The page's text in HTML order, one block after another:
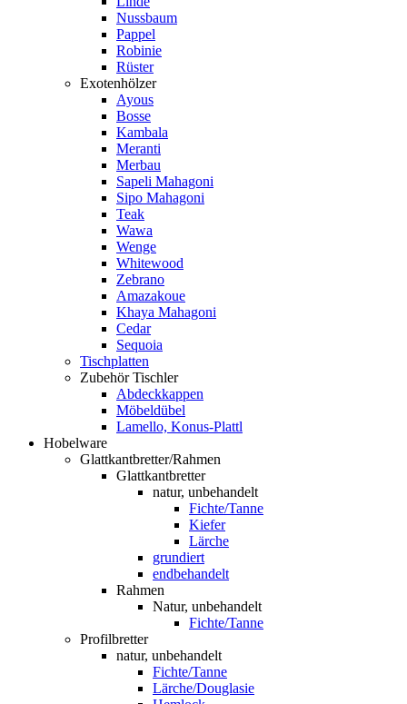
Nussbaum
Pappel
Robinie
Rüster
Exotenhölzer
Ayous
Bosse
Kambala
Meranti
Merbau
Sapeli Mahagoni
Sipo Mahagoni
Teak
Wawa
Wenge
Whitewood
Zebrano
Amazakoue
Khaya Mahagoni
Cedar
Sequoia
Tischplatten
Zubehör Tischler
Abdeckkappen
Möbeldübel
Lamello, Konus-Plattl
Hobelware
Glattkantbretter/Rahmen
Glattkantbretter
natur, unbehandelt
Fichte/Tanne
Kiefer
Lärche
grundiert
endbehandelt
Rahmen
Natur, unbehandelt
Fichte/Tanne
Profilbretter
natur, unbehandelt
Fichte/Tanne
Lärche/Douglasie